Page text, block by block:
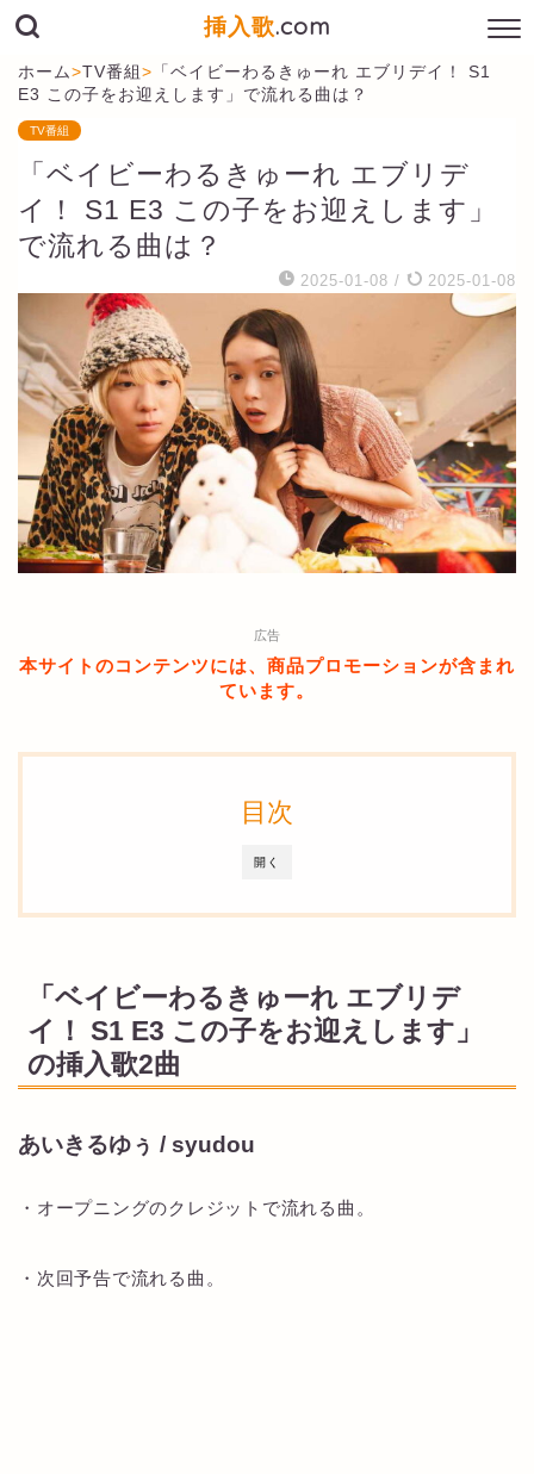
挿入歌.com
ホーム>TV番組> 「ベイビーわるきゅーれ エブリデイ！ S1
E3 この子をお迎えします」で流れる曲は？
TV番組
「ベイビーわるきゅーれ エブリデ
イ！ S1 E3 この子をお迎えします」
で流れる曲は？
2025-01-08 / 2025-01-08
広告
本サイトのコンテンツには、商品プロモーションが含まれ
ています。
開く
目次
「ベイビーわるきゅーれ エブリデ
イ！ S1 E3 この子をお迎えします」
の挿入歌2曲
あいきるゆぅ / syudou
・オープニングのクレジットで流れる曲。
・次回予告で流れる曲。